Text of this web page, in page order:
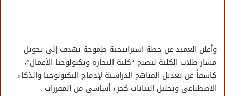
وأعلن العميد عن خطة استراتيجية طموحة تهدف إلى تحويل
مسار طلاب الكلية لتصبح “كلية التجارة وتكنولوجيا الأعمال”،
كاشفاً عن تعديل المناهج الدراسية لإدماج التكنولوجيا والذكاء
الاصطناعي وتحليل البيانات كجزء أساسي من المقررات .